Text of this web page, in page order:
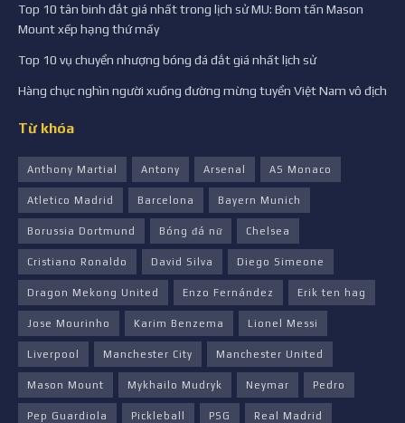
Top 10 tân binh đắt giá nhất trong lịch sử MU: Bom tấn Mason
Mount xếp hạng thứ mấy
Top 10 vụ chuyển nhượng bóng đá đắt giá nhất lịch sử
Hàng chục nghìn người xuống đường mừng tuyển Việt Nam vô địch
Từ khóa
Anthony Martial Antony Arsenal AS Monaco
Atletico Madrid Barcelona Bayern Munich
Borussia Dortmund Bóng đá nữ Chelsea
Cristiano Ronaldo David Silva Diego Simeone
Dragon Mekong United Enzo Fernández Erik ten hag
Jose Mourinho Karim Benzema Lionel Messi
Liverpool Manchester City Manchester United
Mason Mount Mykhailo Mudryk Neymar Pedro
Pep Guardiola Pickleball PSG Real Madrid